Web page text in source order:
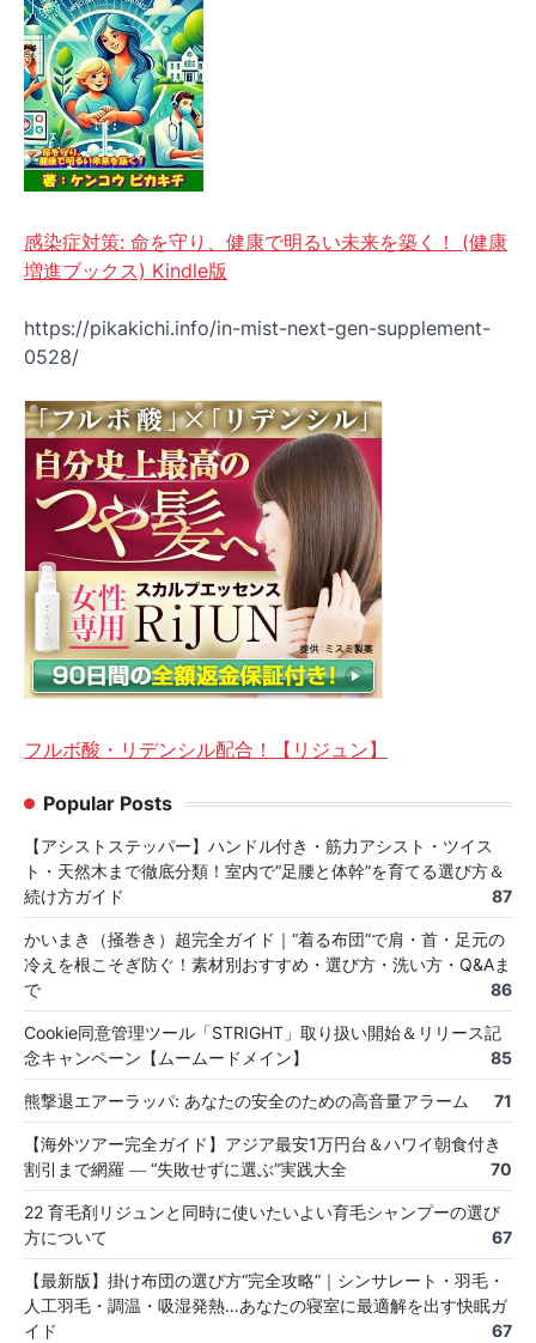
感染症対策: 命を守り、健康で明るい未来を築く！ (健康
増進ブックス) Kindle版
https://pikakichi.info/in-mist-next-gen-supplement-
0528/
フルボ酸・リデンシル配合！【リジュン】
Popular Posts
【アシストステッパー】ハンドル付き・筋力アシスト・ツイス
ト・天然木まで徹底分類！室内で“足腰と体幹”を育てる選び方＆
続け方ガイド
87
かいまき（掻巻き）超完全ガイド｜“着る布団”で肩・首・足元の
冷えを根こそぎ防ぐ！素材別おすすめ・選び方・洗い方・Q&Aま
で
86
Cookie同意管理ツール「STRIGHT」取り扱い開始＆リリース記
念キャンペーン【ムームードメイン】
85
熊撃退エアーラッパ: あなたの安全のための高音量アラーム 71
【海外ツアー完全ガイド】アジア最安1万円台＆ハワイ朝食付き
割引まで網羅 ― “失敗せずに選ぶ”実践大全
70
22 育毛剤リジュンと同時に使いたいよい育毛シャンプーの選び
方について
67
【最新版】掛け布団の選び方“完全攻略”｜シンサレート・羽毛・
人工羽毛・調温・吸湿発熱…あなたの寝室に最適解を出す快眠ガ
イド
67